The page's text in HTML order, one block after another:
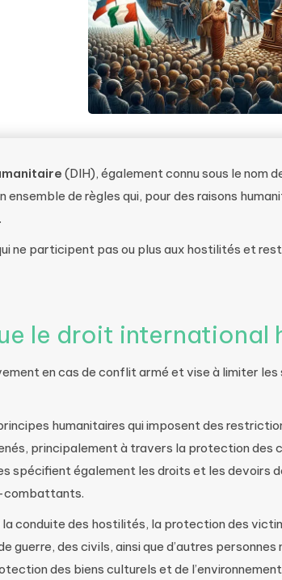
(DIH), également connu sous le nom
ensemble de règles qui, pour des raisons
ne participent pas ou plus aux hostilités et
le droit international
en cas de conflit armé et vise à limiter
humanitaires qui imposent des
principalement à travers la protection des
spécifient également les droits et les devoirs
combattants.
la conduite des hostilités, la protection des
guerre, des civils, ainsi que d’autres
des biens culturels et de